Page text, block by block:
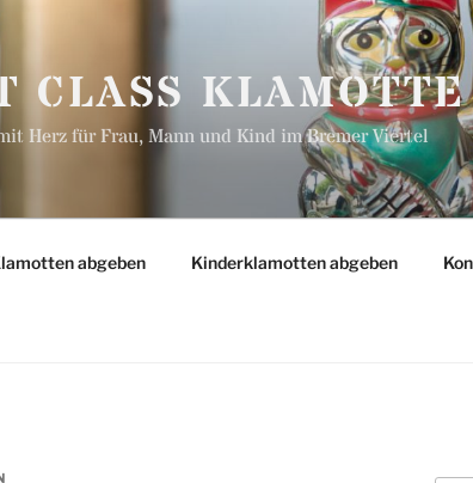
CLASS KLAMOTTE
Herz für Frau, Mann und Kind im Bremer Viertel
abgeben Kinderklamotten abgeben